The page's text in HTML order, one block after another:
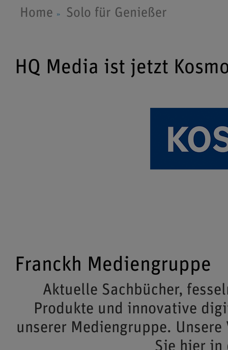
Home Solo für Genießer
HQ Media ist jetzt
Franckh Mediengruppe
Aktuelle Sachbücher,
Produkte und innovative
unserer Mediengruppe.